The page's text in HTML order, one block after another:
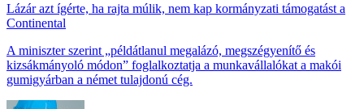
Lázár azt ígérte, ha rajta múlik, nem kap kormányzati támogatást a
Continental
A miniszter szerint „példátlanul megalázó, megszégyenítő és
kizsákmányoló módon” foglalkoztatja a munkavállalókat a makói
gumigyárban a német tulajdonú cég.